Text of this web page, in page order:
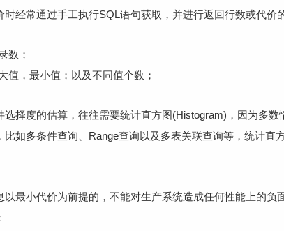
经常通过手工执行SQL语句获取，并进行返回行数或代价
数；
值，最小值；以及不同值个数；
选择度的估算，往往需要统计直方图(Histogram)，因为多
比如多条件查询、Range查询以及多表关联查询等，统计直
最小代价为前提的，不能对生产系统造成任何性能上的负